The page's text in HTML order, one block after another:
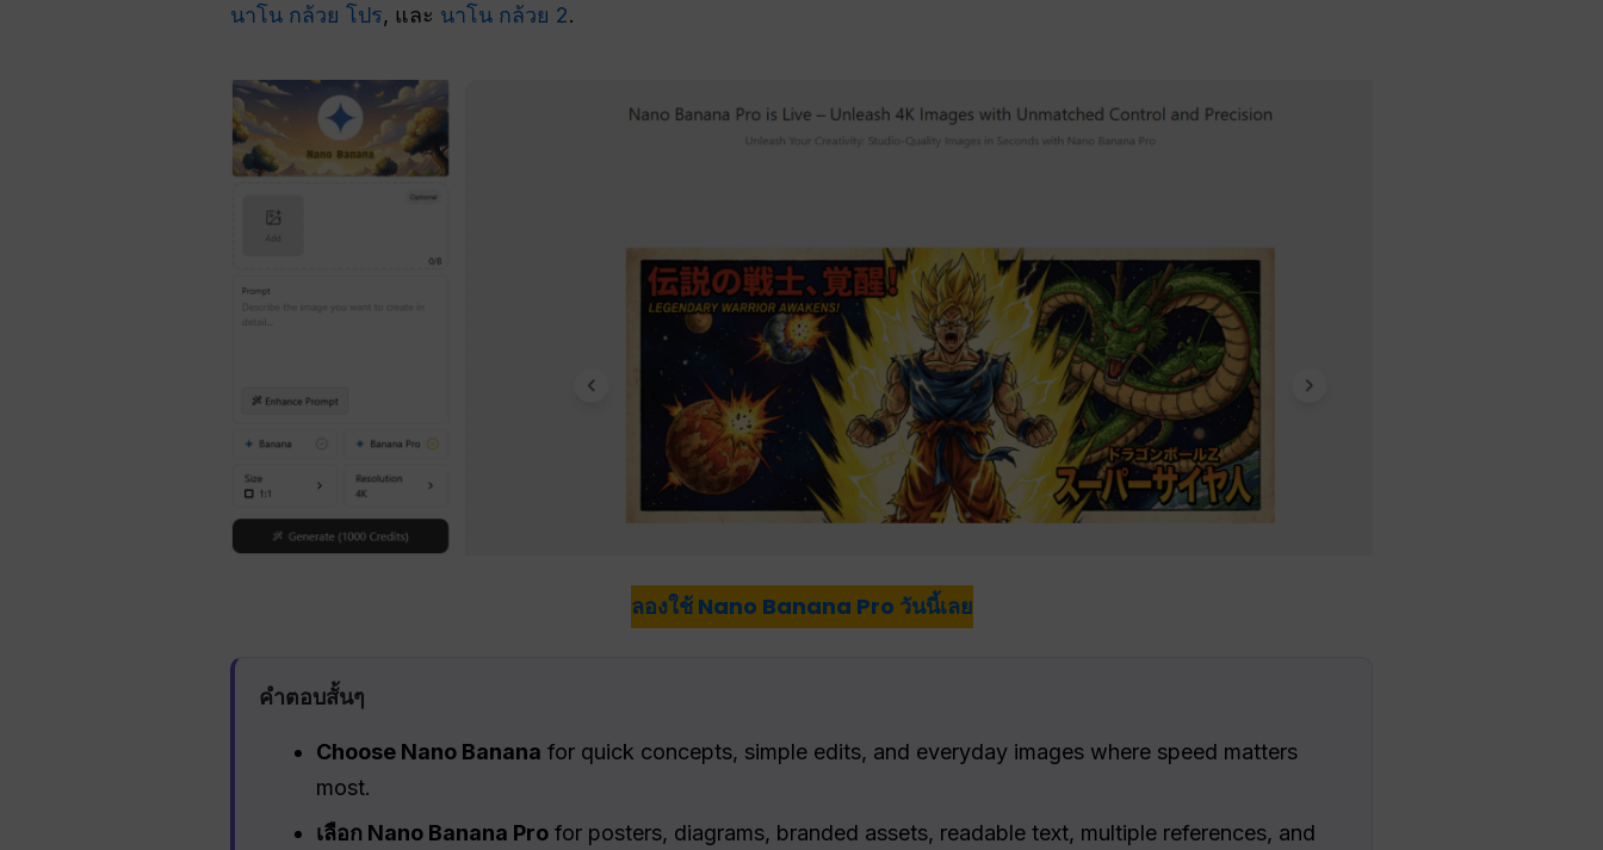
นาโน กล้วย โปร, และ นาโน กล้วย 2.
ลองใช้ Nano Banana Pro วันนี้เลย
คำตอบสั้นๆ
Choose Nano Banana for quick concepts, simple edits, and everyday images where speed matters
most.
เลือก Nano Banana Pro for posters, diagrams, branded assets, readable text, multiple references, and